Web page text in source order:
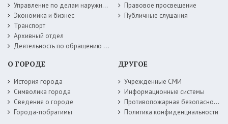
Управление по делам наружной рекламы
Экономика и бизнес
Транспорт
Архивный отдел
Деятельность по обращению с животными без владельцев
Правовое просвещение
Публичные слушания
О ГОРОДЕ
История города
Символика города
Сведения о городе
Города-побратимы
ДРУГОЕ
Учрежденные СМИ
Информационные системы
Противопожарная безопасность
Политика конфиденциальности